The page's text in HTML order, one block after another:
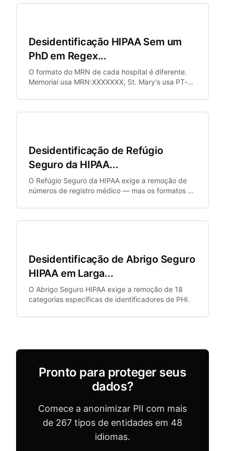
Desidentificação HIPAA Sem um
PhD em Regex...
O formato do MRN de cada hospital é diferente.
Memorial usa MRN:XXXXXXX, St. Mary's usa PT-
XXXXXXXXXX.
Desidentificação de Refúgio
Seguro da HIPAA...
O Refúgio Seguro da HIPAA exige a remoção de
números de registro médico — mas os formatos de
Desidentificação de Abrigo Seguro
HIPAA em Larga...
O Abrigo Seguro HIPAA exige a remoção de 18
categorias específicas de identificadores de PHI.
Pronto para proteger seus
dados?
Comece a anonimizar PII com mais
de 267 tipos de entidades em 48
idiomas.